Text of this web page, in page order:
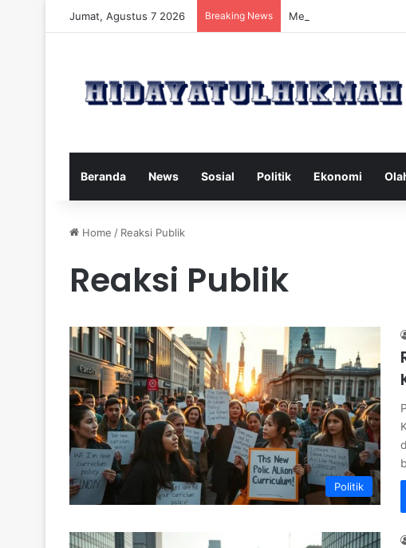
Jumat, Agustus 7 2026 Breaking News Mengatasi Dampak
Beranda News Sosial Politik Ekonomi
Home / Reaksi Publik
Reaksi Publik
Politik